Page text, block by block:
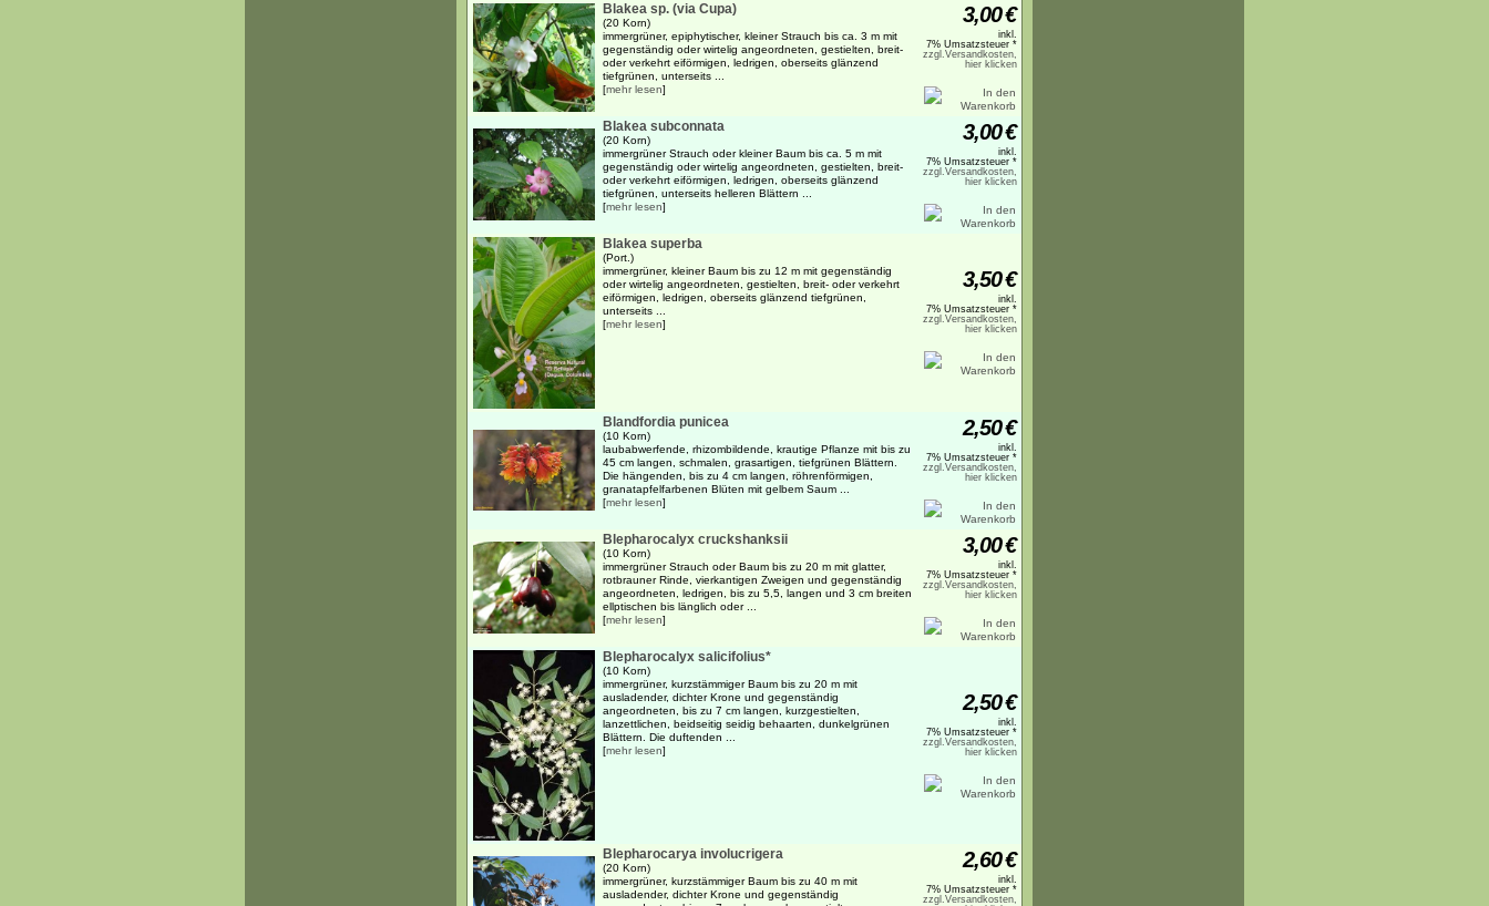
Blakea sp. (via Cupa)
(20 Korn)
immergrüner, epiphytischer, kleiner Strauch bis ca. 3 m mit
gegenständig oder wirtelig angeordneten, gestielten, breit-
oder verkehrt eiförmigen, ledrigen, oberseits glänzend
tiefgrünen, unterseits ...
[mehr lesen]
3,00€
inkl.
7% Umsatzsteuer *
zzgl.Versandkosten,
hier klicken
Blakea subconnata
(20 Korn)
immergrüner Strauch oder kleiner Baum bis ca. 5 m mit
gegenständig oder wirtelig angeordneten, gestielten, breit-
oder verkehrt eiförmigen, ledrigen, oberseits glänzend
tiefgrünen, unterseits helleren Blättern ...
[mehr lesen]
3,00€
inkl.
7% Umsatzsteuer *
zzgl.Versandkosten,
hier klicken
Blakea superba
(Port.)
immergrüner, kleiner Baum bis zu 12 m mit gegenständig
oder wirtelig angeordneten, gestielten, breit- oder verkehrt
eiförmigen, ledrigen, oberseits glänzend tiefgrünen,
unterseits ...
[mehr lesen]
3,50€
inkl.
7% Umsatzsteuer *
zzgl.Versandkosten,
hier klicken
Blandfordia punicea
(10 Korn)
laubabwerfende, rhizombildende, krautige Pflanze mit bis zu
45 cm langen, schmalen, grasartigen, tiefgrünen Blättern.
Die hängenden, bis zu 4 cm langen, röhrenförmigen,
granatapfelfarbenen Blüten mit gelbem Saum ...
[mehr lesen]
2,50€
inkl.
7% Umsatzsteuer *
zzgl.Versandkosten,
hier klicken
Blepharocalyx cruckshanksii
(10 Korn)
immergrüner Strauch oder Baum bis zu 20 m mit glatter,
rotbrauner Rinde, vierkantigen Zweigen und gegenständig
angeordneten, ledrigen, bis zu 5,5, langen und 3 cm breiten
ellptischen bis länglich oder ...
[mehr lesen]
3,00€
inkl.
7% Umsatzsteuer *
zzgl.Versandkosten,
hier klicken
Blepharocalyx salicifolius*
(10 Korn)
immergrüner, kurzstämmiger Baum bis zu 20 m mit
ausladender, dichter Krone und gegenständig
angeordneten, bis zu 7 cm langen, kurzgestielten,
lanzettlichen, beidseitig seidig behaarten, dunkelgrünen
Blättern. Die duftenden ...
[mehr lesen]
2,50€
inkl.
7% Umsatzsteuer *
zzgl.Versandkosten,
hier klicken
Blepharocarya involucrigera
(20 Korn)
immergrüner, kurzstämmiger Baum bis zu 40 m mit
ausladender, dichter Krone und gegenständig
2,60€
inkl.
7% Umsatzsteuer *
zzgl.Versandkosten,